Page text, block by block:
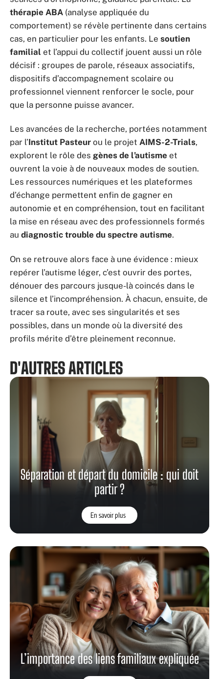
thérapie ABA (analyse appliquée du
comportement) se révèle pertinente dans certains
cas, en particulier pour les enfants. Le soutien
familial et l’appui du collectif jouent aussi un rôle
décisif : groupes de parole, réseaux associatifs,
dispositifs d’accompagnement scolaire ou
professionnel viennent renforcer le socle, pour
que la personne puisse avancer.
Les avancées de la recherche, portées notamment
par l’Institut Pasteur ou le projet AIMS-2-Trials,
explorent le rôle des gènes de l’autisme et
ouvrent la voie à de nouveaux modes de soutien.
Les ressources numériques et les plateformes
d’échange permettent enfin de gagner en
autonomie et en compréhension, tout en facilitant
la mise en réseau avec des professionnels formés
au diagnostic trouble du spectre autisme.
On se retrouve alors face à une évidence : mieux
repérer l’autisme léger, c’est ouvrir des portes,
dénouer des parcours jusque-là coincés dans le
silence et l’incompréhension. À chacun, ensuite, de
tracer sa route, avec ses singularités et ses
possibles, dans un monde où la diversité des
profils mérite d’être pleinement reconnue.
D'AUTRES ARTICLES
Séparation et départ du domicile : qui doit
partir ?
En savoir plus
L’importance des liens familiaux expliquée